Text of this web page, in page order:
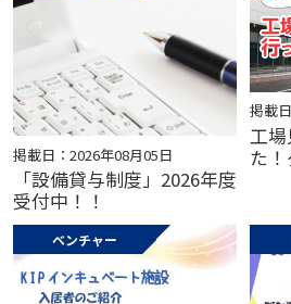
掲載日：2026年08月05日
「設備貸与制度」2026年度
受付中！！
掲載
工場
た
ベンチャー